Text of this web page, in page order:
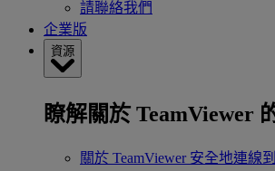
請聯絡我們
企業版
資源
瞭解關於 TeamViewer
關於 TeamViewer 安全地連線